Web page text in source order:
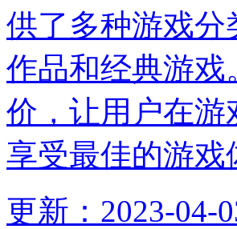
供了多种游戏
作品和经典游
价，让用户在
享受最佳的游戏
更新：2023-04-